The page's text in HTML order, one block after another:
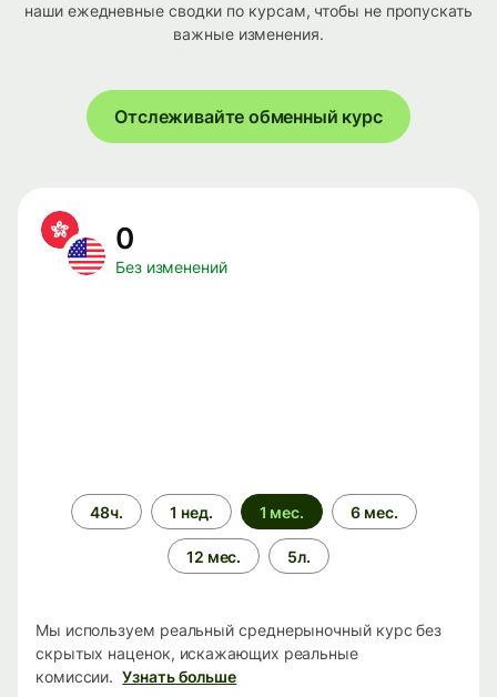
наши ежедневные сводки по курсам, чтобы не пропускать
важные изменения.
Отслеживайте обменный курс
0
Без изменений
Период
времени
48ч. 1 нед. 1 мес. 6 мес.
12 мес. 5л.
Мы используем реальный среднерыночный курс без
скрытых наценок, искажающих реальные
комиссии. Узнать больше